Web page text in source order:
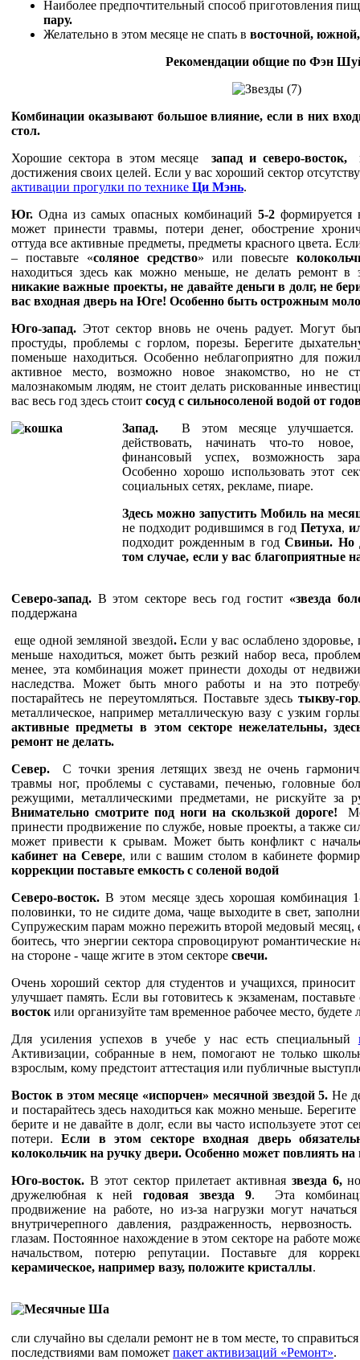
Наиболее предпочтительный способ приготовления
пару.
Желательно в этом месяце не спать в восточной,
Рекомендации общие по Фэн
Комбинации оказывают большое влияние, если в них
стол.
Хорошие сектора в этом месяцезапад и северо-восток,
достижения своих целей. Если у вас хороший сектор
активации прогулки по технике Ци Мэнь.
Юг. Одна из самых опасных комбинаций 5-2 формируется
может принести травмы, потери денег, обострение
оттуда все активные предметы, предметы красного цвета.
– поставьте «соляное средство» или повесьте
находиться здесь как можно меньше, не делать ремонт в
никакие важные проекты, не давайте деньги в долг, не
вас входная дверь на Юге! Особенно быть острожным
Юго-запад. Этот сектор вновь не очень радует. Могут
простуды, проблемы с горлом, порезы. Берегите
поменьше находиться. Особенно неблагоприятно для
активное место, возможно новое знакомство, но не
малознакомым людям, не стоит делать рискованные
вас весь год здесь стоит сосуд с сильносоленой водой от
Запад. В этом месяце улучшается.
действовать, начинать что-то
финансовый успех, возможность
Особенно хорошо использовать этот
социальных сетях, рекламе, пиаре.
Здесь можно запустить Мобиль на
не подходит родившимся в год Петуха,
подходит рожденным в годСвиньи. Но
том случае, если у вас
Северо-запад. В этом секторе весь год гостит «звезда
поддержана
еще одной земляной звездой.Если у вас ослаблено здоровье,
меньше находиться, может быть резкий набор веса,
менее, эта комбинация может принести доходы от
наследства. Может быть много работы и на это
постарайтесь не переутомляться. Поставьте здесьтыкву-
металлическое, например металлическую вазу с узким
активные предметы в этом секторе нежелательны,
ремонт не делать.
Север.С точки зрения летящих звезд не очень
травмы ног, проблемы с суставами, печенью, головные
режущими, металлическими предметами, не рискуйте за
Внимательно смотрите под ноги на скользкой дороге!
принести продвижение по службе, новые проекты, а также
может привести к срывам. Может быть конфликт с
кабинет на Севере, или с вашим столом в кабинете
коррекции поставьте емкость с соленой водой
Северо-восток. В этом месяце здесь хорошая комбинация
половинки, то не сидите дома, чаще выходите в свет,
Супружеским парам можно пережить второй медовый месяц,
боитесь, что энергии сектора спровоцируют романтические
на стороне - чаще жгите в этом секторе свечи.
Очень хороший сектор для студентов и учащихся,
улучшает память. Если вы готовитесь к экзаменам,
восток или организуйте там временное рабочее место,
Для усиления успехов в учебе у нас есть специальный
Активизации, собранные в нем, помогают не только
взрослым, кому предстоит аттестация или публичные
Восток в этом месяце «испорчен» месячной звездой 5.Не
и постарайтесь здесь находиться как можно меньше.
берите и не давайте в долг, если вы часто используете этот
потери.Если в этом секторе входная дверь
колокольчик на ручку двери. Особенно может повлиять
Юго-восток. В этот сектор прилетает активная звезда 6,но
дружелюбная к нейгодовая звезда 9. Эта
продвижение на работе, но из-за нагрузки могут
внутричерепного давления, раздраженность,
глазам. Постоянное нахождение в этом секторе на работе
начальством, потерю репутации. Поставьте для
керамическое, например вазу, положите кристаллы.
сли случайно вы сделали ремонт не в том месте, то
последствиями вам поможет пакет активизаций «Ремонт».